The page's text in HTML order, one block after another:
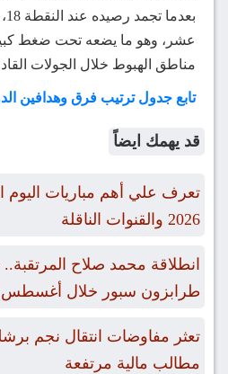
عشر، وهو ما يضعه تحت ضغط
مناطق الهبوط خلال الجولات
تابع جدول ترتيب فرق وهدافين
قد يهمك ايضاً
2026 والقنوات الناقلة
انطلاقة محمد صلاح
طرابزون سبور خلال أغسطس
تعثر مفاوضات انتقال نجم
مطالب مالية مرتفعة